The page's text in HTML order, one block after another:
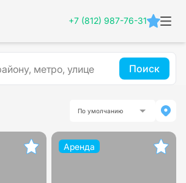
+7 (812) 987-76-31
Поиск
По умолчанию
Аренда